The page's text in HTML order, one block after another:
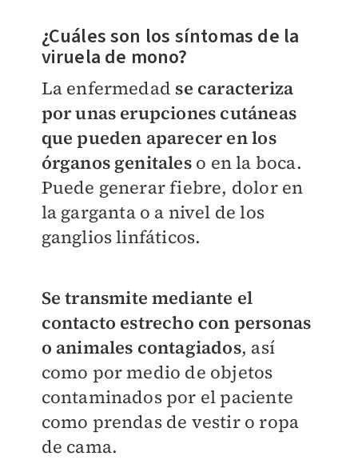
¿Cuáles son los síntomas de la
viruela de mono?
La enfermedad se caracteriza
por unas erupciones cutáneas
que pueden aparecer en los
órganos genitaleso en la boca.
Puede generar fiebre, dolor en
la garganta o a nivel de los
ganglios linfáticos.
Se transmite mediante el
contacto estrecho con personas
o animales contagiados, así
como por medio de objetos
contaminados por el paciente
como prendas de vestir o ropa
de cama.